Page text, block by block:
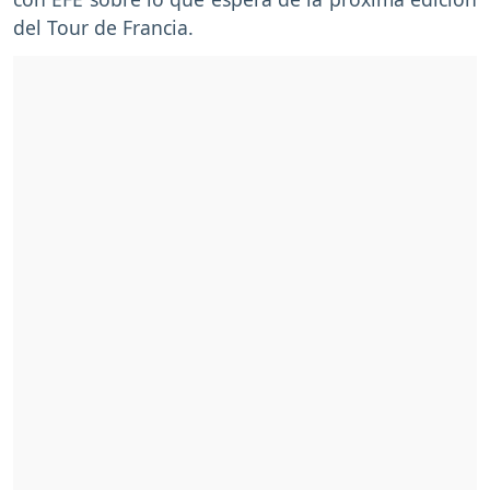
del Tour de Francia.